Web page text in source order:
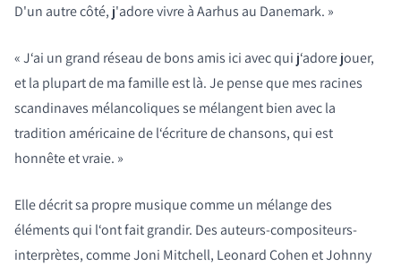
D'un autre côté, j'adore vivre à Aarhus au Danemark. »
« J‘ai un grand réseau de bons amis ici avec qui j‘adore jouer,
et la plupart de ma famille est là. Je pense que mes racines
scandinaves mélancoliques se mélangent bien avec la
tradition américaine de l‘écriture de chansons, qui est
honnête et vraie. »
Elle décrit sa propre musique comme un mélange des
éléments qui l‘ont fait grandir. Des auteurs-compositeurs-
interprètes, comme Joni Mitchell, Leonard Cohen et Johnny